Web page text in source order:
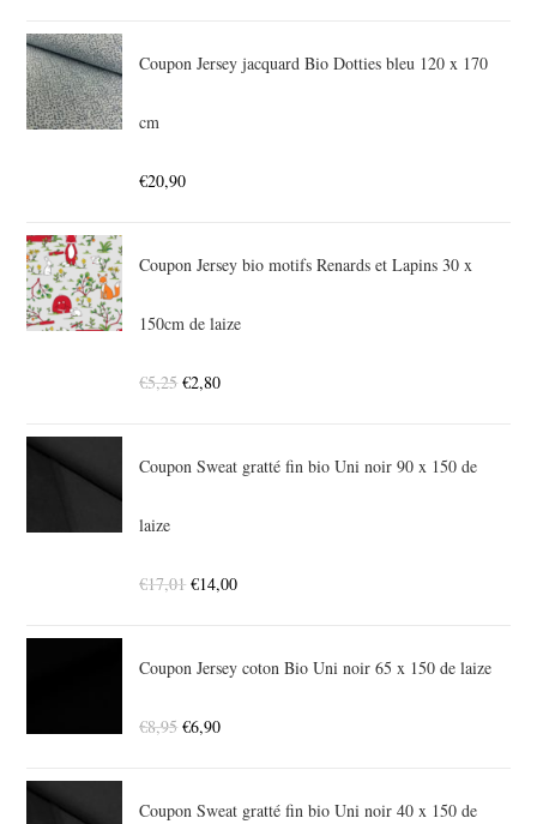
Coupon Jersey jacquard Bio Dotties bleu 120 x 170
cm
€20,90
Coupon Jersey bio motifs Renards et Lapins 30 x
150cm de laize
€5,25 €2,80
Coupon Sweat gratté fin bio Uni noir 90 x 150 de
laize
€17,01 €14,00
Coupon Jersey coton Bio Uni noir 65 x 150 de laize
€8,95 €6,90
Coupon Sweat gratté fin bio Uni noir 40 x 150 de